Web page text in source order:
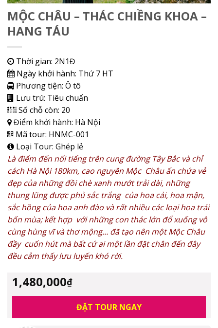
MỘC CHÂU – THÁC CHIỀNG KHOA –
HANG TÁU
Thời gian: 2N1Đ
Ngày khởi hành: Thứ 7 HT
Phương tiện: Ô tô
Lưu trú: Tiêu chuẩn
Số chỗ còn: 20
Điểm khởi hành: Hà Nội
Mã tour: HNMC-001
Loại Tour: Ghép lẻ
Là điểm đến nổi tiếng trên cung đường Tây Bắc và chỉ
cách Hà Nội 180km, cao nguyên Mộc Châu ẩn chứa vẻ
đẹp của những đồi chè xanh mướt trải dài, những
thung lũng được phủ sắc trắng của hoa cải, hoa mận,
sắc hồng của hoa anh đào và rất nhiều các loại hoa trái
bốn mùa; kết hợp với những con thác lớn đổ xuống vô
cùng hùng vĩ và thơ mộng… đã tạo nên một Mộc Châu
đầy cuốn hút mà bất cứ ai một lần đặt chân đến đây
đều cảm thấy lưu luyến khó rời.
1,480,000₫
ĐẶT TOUR NGAY